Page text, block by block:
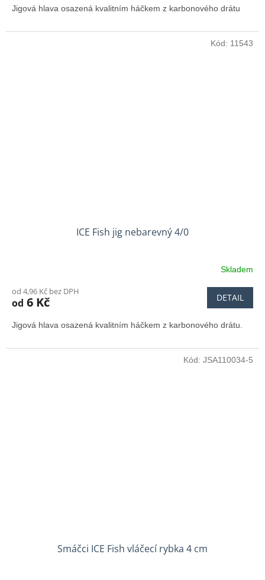
Jigová hlava osazená kvalitním háčkem z karbonového drátu
ICE Fish jig nebarevný 4/0
Skladem
od 4,96 Kč bez DPH
od 6 Kč DETAIL
Jigová hlava osazená kvalitním háčkem z karbonového drátu.
Kód: 11543
Smáčci ICE Fish vláčecí rybka 4 cm
Kód: JSA110034-5